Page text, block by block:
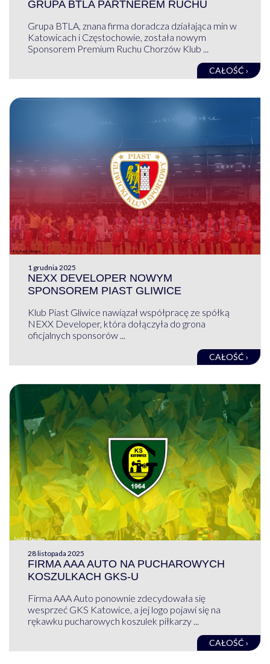
GRUPA BTLA PARTNEREM RUCHU
Grupa BTLA, znana firma doradcza działająca min w
Katowicach i Częstochowie, została nowym
Sponsorem Premium Ruchu Chorzów Klub ...
CAŁOŚĆ ›
1 grudnia 2025
NEXX DEVELOPER NOWYM
SPONSOREM PIAST GLIWICE
Klub Piast Gliwice nawiązał współpracę ze spółką
NEXX Developer, która dołączyła do grona
oficjalnych sponsorów ...
CAŁOŚĆ ›
28 listopada 2025
FIRMA AAA AUTO NA PUCHAROWYCH
KOSZULKACH GKS-U
Firma AAA Auto ponownie zdecydowała się
wesprzeć GKS Katowice, a jej logo pojawi się na
rękawku pucharowych koszulek piłkarzy ...
CAŁOŚĆ ›